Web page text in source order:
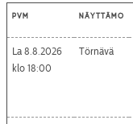
Pvm Näyttämö
La 8.8.2026
18:00
Törnävä